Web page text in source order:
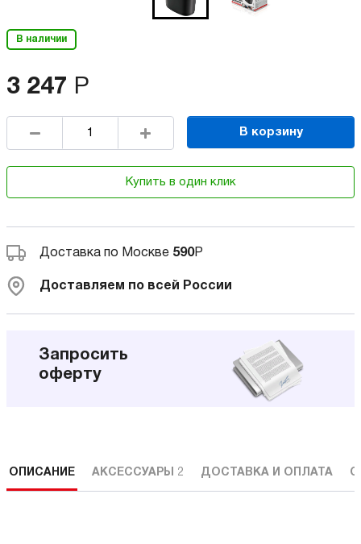
В наличии
3 247 Р
В корзину
Купить в один клик
Доставка по Москве 590Р
Доставляем по всей России
Запросить
оферту
ОПИСАНИЕ АКСЕССУАРЫ 2 ДОСТАВКА И ОПЛАТА